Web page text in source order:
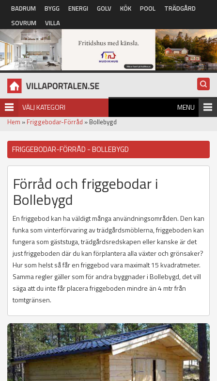
Hoppa till huvudinnehåll
BADRUM BYGG ENERGI GOLV KÖK POOL
TRÄDGÅRD
SOVRUM
VILLA
VÄLJ KATEGORI MENU
Hem » Friggebodar-Förråd » Bollebygd
FRIGGEBODAR-FÖRRÅD - BOLLEBYGD
Förråd och friggebodar i
Bollebygd
En friggebod kan ha väldigt många användningsområden. Den kan
funka som vinterförvaring av trädgårdsmöblerna, friggeboden kan
fungera som gäststuga, trädgårdsredskapen eller kanske är det
just friggeboden där du kan förplantera alla växter och grönsaker?
Hur som helst så får en friggebod vara maximalt 15 kvadratmeter.
Samma regler gäller som för andra byggnader i Bollebygd, det vill
säga att du inte får placera friggeboden mindre än 4 mtr från
tomtgränsen.